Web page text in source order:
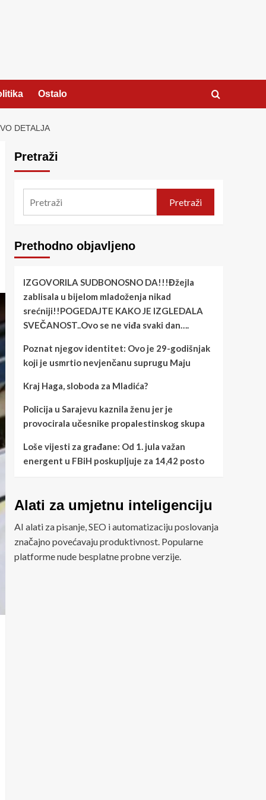
Ostalo
DETALJA
Pretraži
Pretraži
Prethodno objavljeno
IZGOVORILA SUDBONOSNO DA!!!Đžejla
zablisala u bijelom mladoženja nikad
srećniji!!POGEDAJTE KAKO JE IZGLEDALA
SVEČANOST..Ovo se ne viđa svaki dan….
Poznat njegov identitet: Ovo je 29-godišnjak
koji je usmrtio nevjenčanu suprugu Maju
Kraj Haga, sloboda za Mladića?
Policija u Sarajevu kaznila ženu jer je
provocirala učesnike propalestinskog skupa
Loše vijesti za građane: Od 1. jula važan
energent u FBiH poskupljuje za 14,42 posto
Alati za umjetnu inteligenciju
AI alati za pisanje, SEO i automatizaciju poslovanja
značajno povećavaju produktivnost. Popularne
platforme nude besplatne probne verzije.